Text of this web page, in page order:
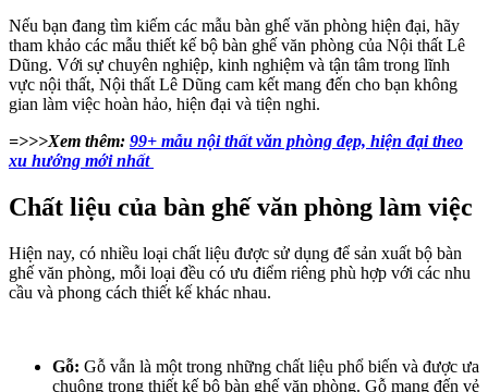
Nếu bạn đang tìm kiếm các mẫu bàn ghế văn phòng hiện đại, hãy
tham khảo các mẫu thiết kế bộ bàn ghế văn phòng của Nội thất Lê
Dũng. Với sự chuyên nghiệp, kinh nghiệm và tận tâm trong lĩnh
vực nội thất, Nội thất Lê Dũng cam kết mang đến cho bạn không
gian làm việc hoàn hảo, hiện đại và tiện nghi.
=>>>Xem thêm: 99+ mẫu nội thất văn phòng đẹp, hiện đại theo
xu hướng mới nhất
Chất liệu của bàn ghế văn phòng làm việc
Hiện nay, có nhiều loại chất liệu được sử dụng để sản xuất bộ bàn
ghế văn phòng, mỗi loại đều có ưu điểm riêng phù hợp với các nhu
cầu và phong cách thiết kế khác nhau.
Gỗ: Gỗ vẫn là một trong những chất liệu phổ biến và được ưa
chuộng trong thiết kế bộ bàn ghế văn phòng. Gỗ mang đến vẻ